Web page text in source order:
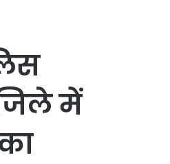
में